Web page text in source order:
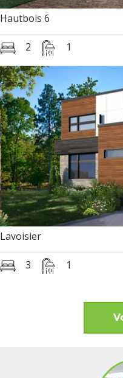
Hautbois 6
2 1
Lavoisier
3 1